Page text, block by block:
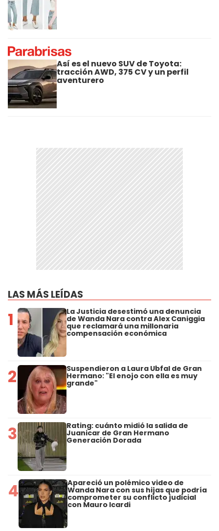
Así es el nuevo SUV de Toyota:
tracción AWD, 375 CV y un perfil
aventurero
LAS MÁS LEÍDAS
1 La Justicia desestimó una denuncia
de Wanda Nara contra Alex Caniggia
que reclamará una millonaria
compensación económica
2 Suspendieron a Laura Ubfal de Gran
Hermano: "El enojo con ella es muy
grande"
3 Rating: cuánto midió la salida de
Juanicar de Gran Hermano
Generación Dorada
4 Apareció un polémico video de
Wanda Nara con sus hijas que podría
comprometer su conflicto judicial
con Mauro Icardi